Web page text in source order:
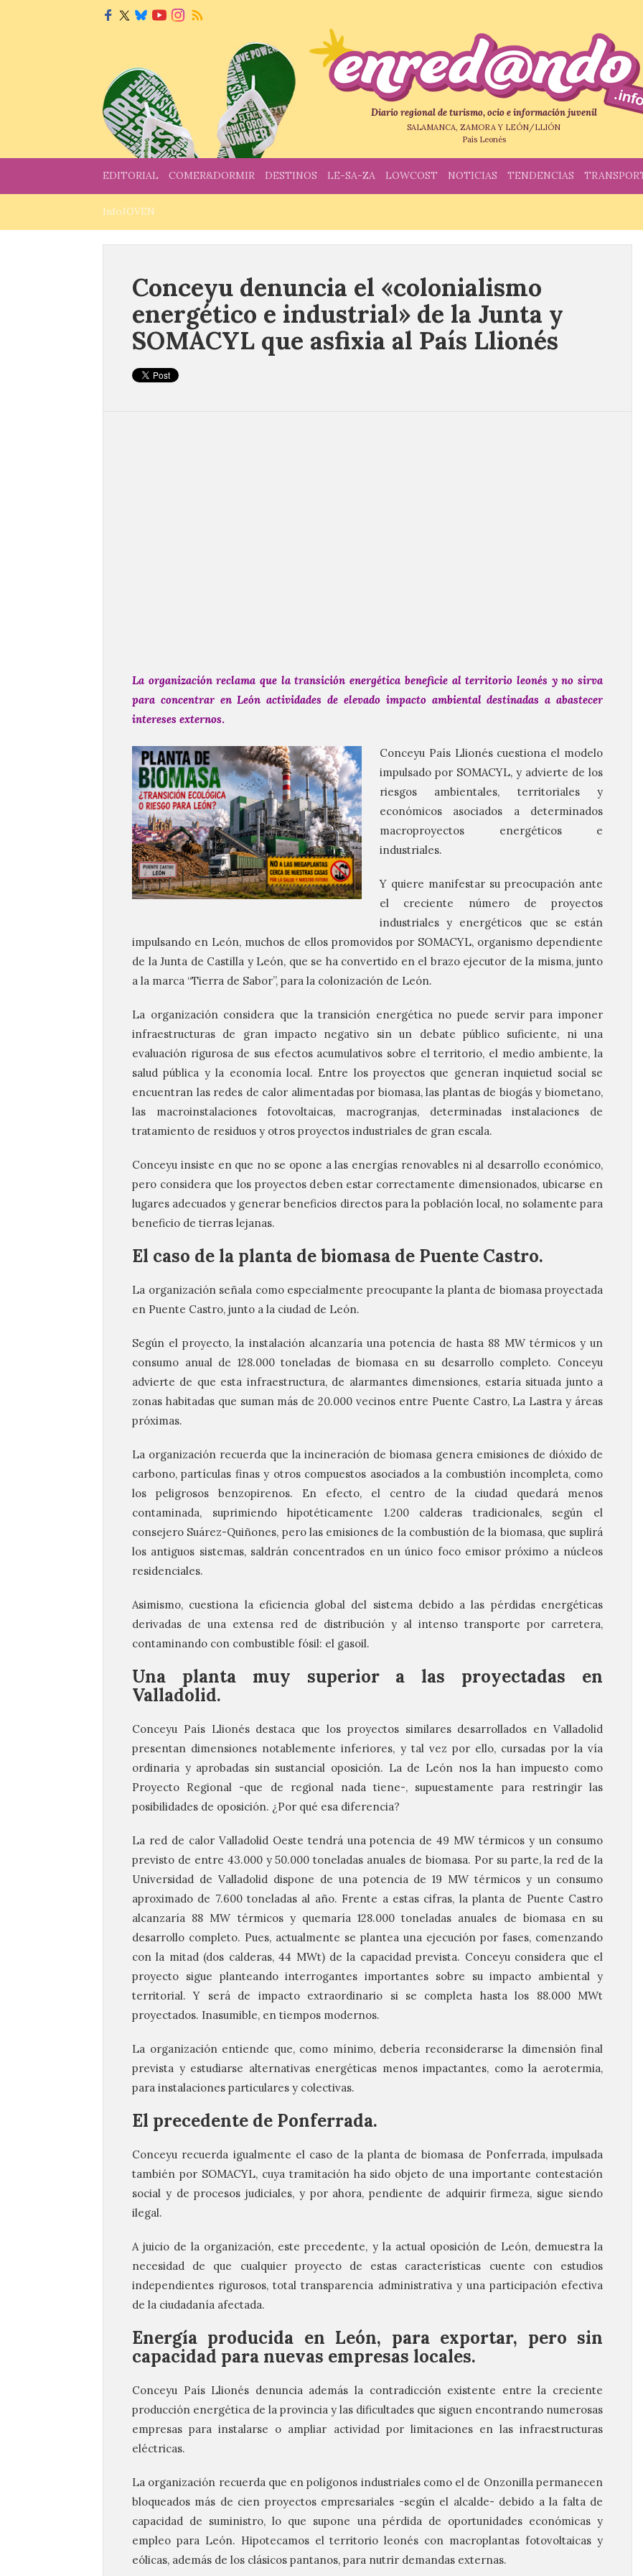
Diario regional de turismo, ocio e información juvenil
SALAMANCA, ZAMORA Y LEÓN/LLIÓN
País Leonés
EDITORIAL COMER&DORMIR DESTINOS LE-SA-ZA LOWCOST NOTICIAS TENDENCIAS
InfoJOVEN
Conceyu denuncia el «colonialismo
energético e industrial» de la Junta y
SOMACYL que asfixia al País Llionés
La organización reclama que la transición energética beneficie al territorio leonés y no sirva
para concentrar en León actividades de elevado impacto ambiental destinadas a abastecer
intereses externos.
Conceyu País Llionés cuestiona el modelo
impulsado por SOMACYL, y advierte de los
riesgos ambientales, territoriales y
económicos asociados a determinados
macroproyectos energéticos e
industriales.
Y quiere manifestar su preocupación ante
el creciente número de proyectos
industriales y energéticos que se están
impulsando en León, muchos de ellos promovidos por SOMACYL, organismo dependiente
de la Junta de Castilla y León, que se ha convertido en el brazo ejecutor de la misma, junto
a la marca “Tierra de Sabor”, para la colonización de León.
La organización considera que la transición energética no puede servir para imponer
infraestructuras de gran impacto negativo sin un debate público suficiente, ni una
evaluación rigurosa de sus efectos acumulativos sobre el territorio, el medio ambiente, la
salud pública y la economía local. Entre los proyectos que generan inquietud social se
encuentran las redes de calor alimentadas por biomasa, las plantas de biogás y biometano,
las macroinstalaciones fotovoltaicas, macrogranjas, determinadas instalaciones de
tratamiento de residuos y otros proyectos industriales de gran escala.
Conceyu insiste en que no se opone a las energías renovables ni al desarrollo económico,
pero considera que los proyectos deben estar correctamente dimensionados, ubicarse en
lugares adecuados y generar beneficios directos para la población local, no solamente para
beneficio de tierras lejanas.
El caso de la planta de biomasa de Puente Castro.
La organización señala como especialmente preocupante la planta de biomasa proyectada
en Puente Castro, junto a la ciudad de León.
Según el proyecto, la instalación alcanzaría una potencia de hasta 88 MW térmicos y un
consumo anual de 128.000 toneladas de biomasa en su desarrollo completo. Conceyu
advierte de que esta infraestructura, de alarmantes dimensiones, estaría situada junto a
zonas habitadas que suman más de 20.000 vecinos entre Puente Castro, La Lastra y áreas
próximas.
La organización recuerda que la incineración de biomasa genera emisiones de dióxido de
carbono, partículas finas y otros compuestos asociados a la combustión incompleta, como
los peligrosos benzopirenos. En efecto, el centro de la ciudad quedará menos
contaminada, suprimiendo hipotéticamente 1.200 calderas tradicionales, según el
consejero Suárez-Quiñones, pero las emisiones de la combustión de la biomasa, que suplirá
los antiguos sistemas, saldrán concentrados en un único foco emisor próximo a núcleos
residenciales.
Asimismo, cuestiona la eficiencia global del sistema debido a las pérdidas energéticas
derivadas de una extensa red de distribución y al intenso transporte por carretera,
contaminando con combustible fósil: el gasoil.
Una planta muy superior a las proyectadas en
Valladolid.
Conceyu País Llionés destaca que los proyectos similares desarrollados en Valladolid
presentan dimensiones notablemente inferiores, y tal vez por ello, cursadas por la vía
ordinaria y aprobadas sin sustancial oposición. La de León nos la han impuesto como
Proyecto Regional -que de regional nada tiene-, supuestamente para restringir las
posibilidades de oposición. ¿Por qué esa diferencia?
La red de calor Valladolid Oeste tendrá una potencia de 49 MW térmicos y un consumo
previsto de entre 43.000 y 50.000 toneladas anuales de biomasa. Por su parte, la red de la
Universidad de Valladolid dispone de una potencia de 19 MW térmicos y un consumo
aproximado de 7.600 toneladas al año. Frente a estas cifras, la planta de Puente Castro
alcanzaría 88 MW térmicos y quemaría 128.000 toneladas anuales de biomasa en su
desarrollo completo. Pues, actualmente se plantea una ejecución por fases, comenzando
con la mitad (dos calderas, 44 MWt) de la capacidad prevista. Conceyu considera que el
proyecto sigue planteando interrogantes importantes sobre su impacto ambiental y
territorial. Y será de impacto extraordinario si se completa hasta los 88.000 MWt
proyectados. Inasumible, en tiempos modernos.
La organización entiende que, como mínimo, debería reconsiderarse la dimensión final
prevista y estudiarse alternativas energéticas menos impactantes, como la aerotermia,
para instalaciones particulares y colectivas.
El precedente de Ponferrada.
Conceyu recuerda igualmente el caso de la planta de biomasa de Ponferrada, impulsada
también por SOMACYL, cuya tramitación ha sido objeto de una importante contestación
social y de procesos judiciales, y por ahora, pendiente de adquirir firmeza, sigue siendo
ilegal.
A juicio de la organización, este precedente, y la actual oposición de León, demuestra la
necesidad de que cualquier proyecto de estas características cuente con estudios
independientes rigurosos, total transparencia administrativa y una participación efectiva
de la ciudadanía afectada.
Energía producida en León, para exportar, pero sin
capacidad para nuevas empresas locales.
Conceyu País Llionés denuncia además la contradicción existente entre la creciente
producción energética de la provincia y las dificultades que siguen encontrando numerosas
empresas para instalarse o ampliar actividad por limitaciones en las infraestructuras
eléctricas.
La organización recuerda que en polígonos industriales como el de Onzonilla permanecen
bloqueados más de cien proyectos empresariales -según el alcalde- debido a la falta de
capacidad de suministro, lo que supone una pérdida de oportunidades económicas y
empleo para León. Hipotecamos el territorio leonés con macroplantas fotovoltaicas y
eólicas, además de los clásicos pantanos, para nutrir demandas externas.